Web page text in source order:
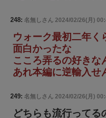
248: 名無しさん 2024/02/26(月)
ウォーク最初二年く
面白かったな
こころ弄るの好きな
あれ本編に逆輸入せ
249: 名無しさん 2024/02/26(月)
どちらも流行ってる